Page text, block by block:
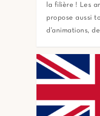
la filière ! Les
propose aussi
d’animations,